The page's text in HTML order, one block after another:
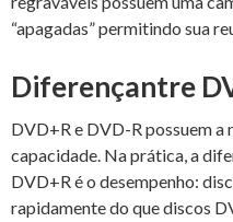
“apagadas” permitindo sua
Diferençantre
DVD+R e DVD-R possuem a
capacidade. Na prática, a
DVD+R é o desempenho:
rapidamente do que discos